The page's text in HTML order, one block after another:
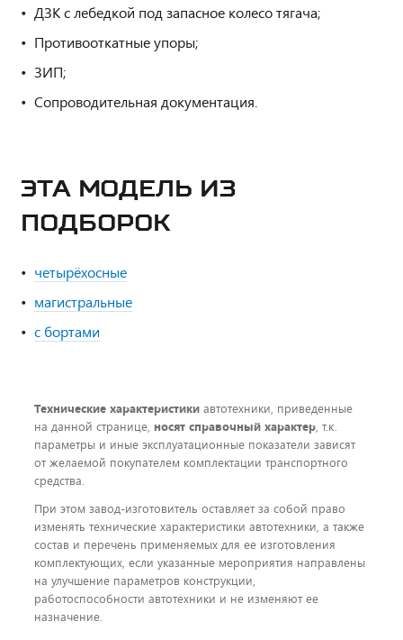
ДЗК с лебедкой под запасное колесо тягача;
Противооткатные упоры;
ЗИП;
Сопроводительная документация.
ЭТА МОДЕЛЬ ИЗ
ПОДБОРОК
четырёхосные
магистральные
с бортами
Технические характеристики автотехники, приведенные
на данной странице, носят справочный характер, т.к.
параметры и иные эксплуатационные показатели зависят
от желаемой покупателем комплектации транспортного
средства.
При этом завод-изготовитель оставляет за собой право
изменять технические характеристики автотехники, а также
состав и перечень применяемых для ее изготовления
комплектующих, если указанные мероприятия направлены
на улучшение параметров конструкции,
работоспособности автотехники и не изменяют ее
назначение.